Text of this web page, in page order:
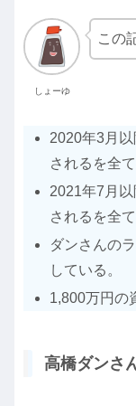
しょーゆ
この
2020年3月
されるを全
2021年7月
されるを全
ダンさんの
している。
1,800万円の
高橋ダンさ